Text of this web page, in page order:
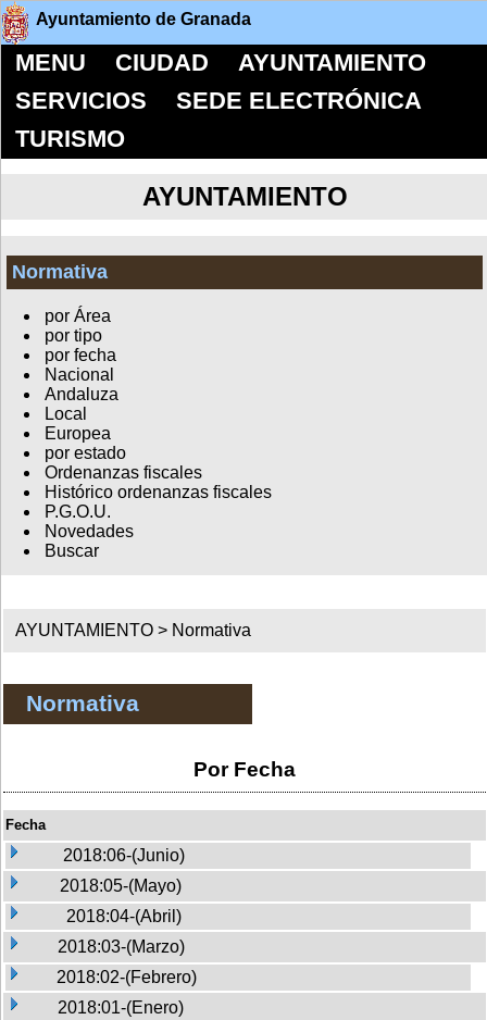
Ayuntamiento de Granada
MENU CIUDAD
AYUNTAMIENTO
SERVICIOS
SEDE ELECTRÓNICA
TURISMO
AYUNTAMIENTO
Normativa
por Área
por tipo
por fecha
Nacional
Andaluza
Local
Europea
por estado
Ordenanzas fiscales
Histórico ordenanzas fiscales
P.G.O.U.
Novedades
Buscar
AYUNTAMIENTO > Normativa
Normativa
Por Fecha
Fecha
2018:06-(Junio)
2018:05-(Mayo)
2018:04-(Abril)
2018:03-(Marzo)
2018:02-(Febrero)
2018:01-(Enero)